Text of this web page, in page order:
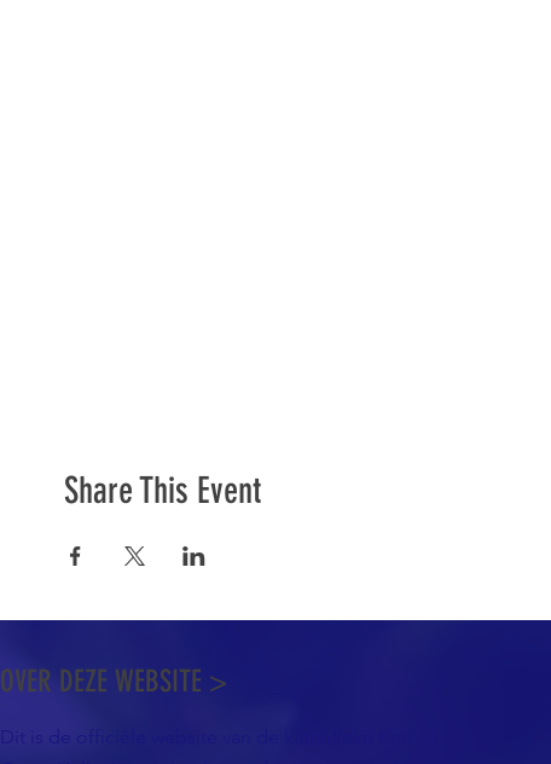
Share This Event
OVER DEZE WEBSITE >